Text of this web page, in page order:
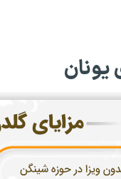
یونان